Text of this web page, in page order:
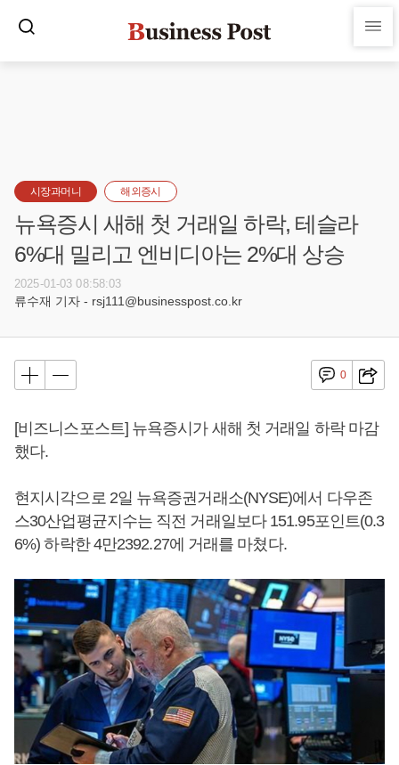
시장과머니 해외증시
뉴욕증시 새해 첫 거래일 하락, 테슬라
6%대 밀리고 엔비디아는 2%대 상승
2025-01-03 08:58:03
류수재 기자 - rsj111@businesspost.co.kr
0
[비즈니스포스트] 뉴욕증시가 새해 첫 거래일 하락 마감
했다.
현지시각으로 2일 뉴욕증권거래소(NYSE)에서 다우존
스30산업평균지수는 직전 거래일보다 151.95포인트(0.3
6%) 하락한 4만2392.27에 거래를 마쳤다.